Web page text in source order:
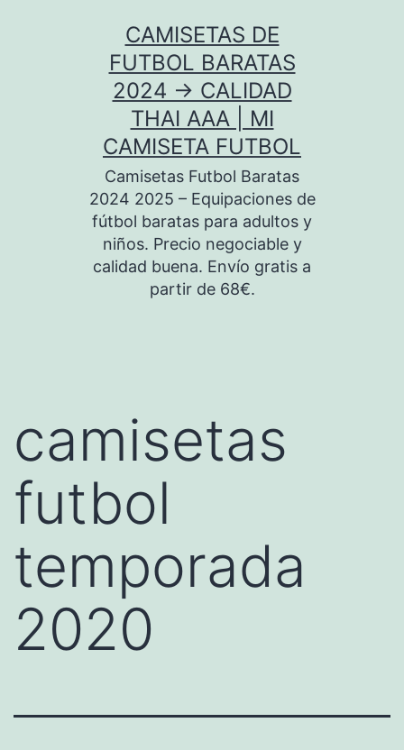
CAMISETAS DE
FUTBOL BARATAS
2024 → CALIDAD
THAI AAA | MI
CAMISETA FUTBOL
Camisetas Futbol Baratas
2024 2025 – Equipaciones de
fútbol baratas para adultos y
niños. Precio negociable y
calidad buena. Envío gratis a
partir de 68€.
camisetas
futbol
temporada
2020